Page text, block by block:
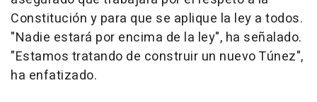
Constitución y para que se aplique la ley a todos.
"Nadie estará por encima de la ley", ha señalado.
"Estamos tratando de construir un nuevo Túnez",
ha enfatizado.